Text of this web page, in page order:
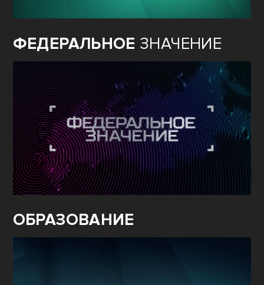
ФЕДЕРАЛЬНОЕ ЗНАЧЕНИЕ
ОБРАЗОВАНИЕ